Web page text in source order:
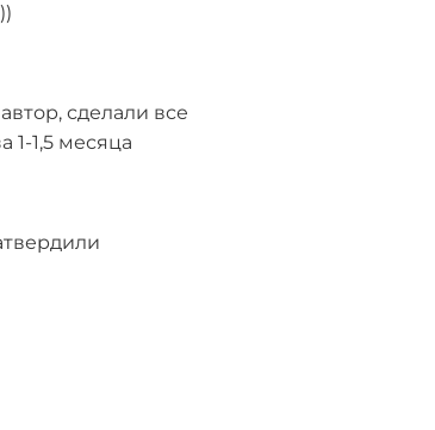
сделали все
1-1,5 месяца